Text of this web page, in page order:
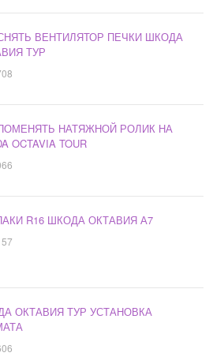
ВЕНТИЛЯТОР ПЕЧКИ ШКОДА
ТУР
НАТЯЖНОЙ РОЛИК НА
OCTAVIA TOUR
R16 ШКОДА ОКТАВИЯ А7
ОКТАВИЯ ТУР УСТАНОВКА